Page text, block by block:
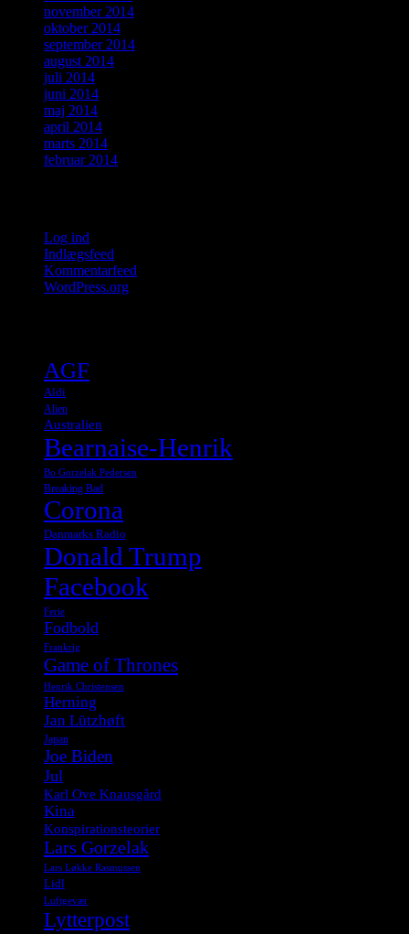
november 2014
oktober 2014
september 2014
august 2014
juli 2014
juni 2014
maj 2014
april 2014
marts 2014
februar 2014
Log ind
Indlægsfeed
Kommentarfeed
WordPress.org
AGF
Aldi
Alien
Australien
Bearnaise-Henrik
Bo Gorzelak Pedersen
Breaking Bad
Corona
Danmarks Radio
Donald Trump
Facebook
Ferie
Fodbold
Frankrig
Game of Thrones
Henrik Christensen
Herning
Jan Lützhøft
Japan
Joe Biden
Jul
Karl Ove Knausgård
Kina
Konspirationsteorier
Lars Gorzelak
Lars Løkke Rasmussen
Lidl
Luftgevær
Lytterpost